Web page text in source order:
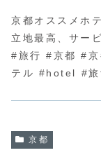
京都オススメホ
立地最高、サー
#旅行 #京都 #
テル #hotel #旅
京都